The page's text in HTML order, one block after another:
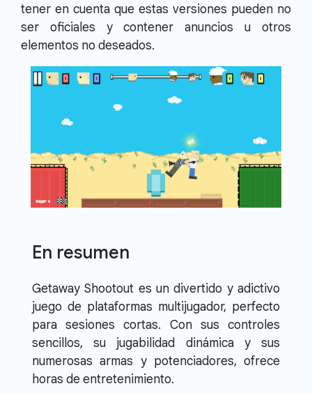
tener en cuenta que estas versiones pueden no
ser oficiales y contener anuncios u otros
elementos no deseados.
En resumen
Getaway Shootout es un divertido y adictivo
juego de plataformas multijugador, perfecto
para sesiones cortas. Con sus controles
sencillos, su jugabilidad dinámica y sus
numerosas armas y potenciadores, ofrece
horas de entretenimiento.